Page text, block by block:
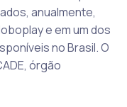
anualmente,
e em um dos
no Brasil. O
órgão